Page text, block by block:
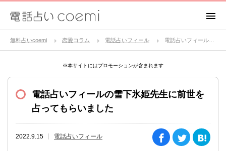
無料占いcoemi 恋愛コラム 電話占いフィール
※本サイトにはプロモーションが含まれます
電話占いフィールの雪下氷姫先生に前世を
占ってもらいました
2022.9.15 電話占いフィール